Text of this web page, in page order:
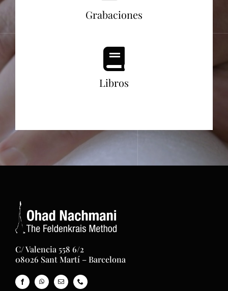
Grabaciones
Libros
C/ Valencia 558 6/2
08026 Sant Martí – Barcelona